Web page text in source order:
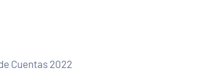
Cuentas 2022